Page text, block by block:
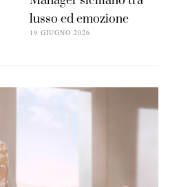
lusso ed emozione
19 GIUGNO 2026